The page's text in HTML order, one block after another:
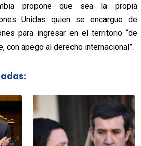
propone que sea la propia
Unidas quien se encargue de
para ingresar en el territorio “de
con apego al derecho internacional”.